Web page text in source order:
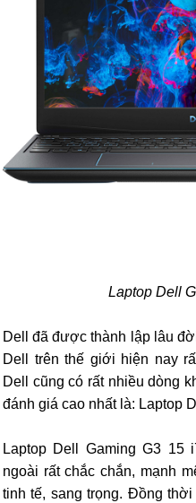
Laptop Dell
Dell đã được thành lập lâu
Dell trên thế giới hiện nay
Dell cũng có rất nhiều dòng
đánh giá cao nhất là: Laptop
Laptop Dell Gaming G3
ngoài rất chắc chắn, mạnh
tinh tế, sang trọng. Đồng